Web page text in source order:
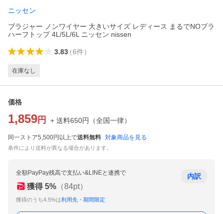
ニッセン
ブラジャー ノンワイヤー 大きいサイズ レディース まるでNOブラ
ハーフトップ 4L/5L/6L ニッセン nissen
3.83（6件）
在庫なし
価格
1,859 円 + 送料650円 （全国一律）
同一ストア5,500円以上で送料無料 対象商品を見る
条件により送料が異なる場合があります。
全額PayPay残高で支払い&LINEと連携で
獲得 5% （84pt）
獲得のうち4.5%は利用先・期間限定
内訳